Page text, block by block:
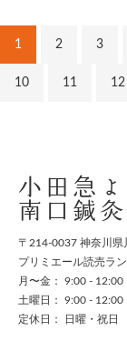
1 2 3
10 11 12
小田急
南口鍼
〒214-0037 神奈川県
プリミエール読売ラ
月〜金： 9:00 -
土曜日： 9:00 -
定休日： 日曜・祝